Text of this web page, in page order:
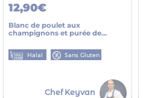
12,90€
Blanc de poulet aux
champignons et purée de
Halal Sans Gluten
Chef Keyvan